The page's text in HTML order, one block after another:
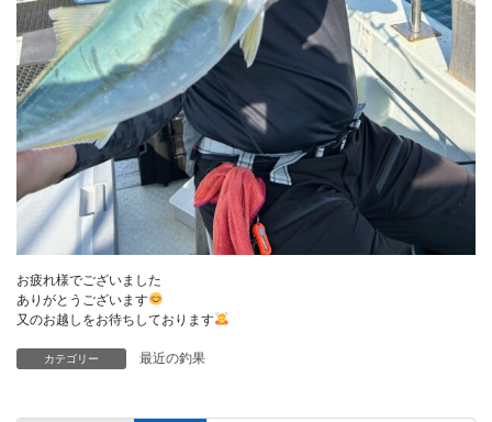
お疲れ様でございました
ありがとうございます
又のお越しをお待ちしております
カテゴリー 最近の釣果